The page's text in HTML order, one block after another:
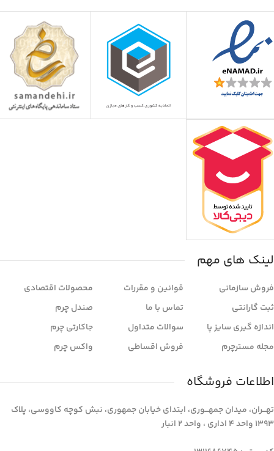
لینک های مهم
فروش سازمانی
ثبت گارانتی
اندازه گیری سایز پا
مجله مسترچرم
قوانین و مقررات
تماس با ما
سوالات متداول
فروش اقساطی
محصولات اقتصادی
صندل چرم
جاکارتی چرم
واکس چرم
اطلاعات فروشگاه
تهـــران، میدان جمهـــوری، ابتدای خیابان جمهوری، نبش کوچه کاووسی، پلاک
1393 واحد 4 اداری ، واحد 2 انبار